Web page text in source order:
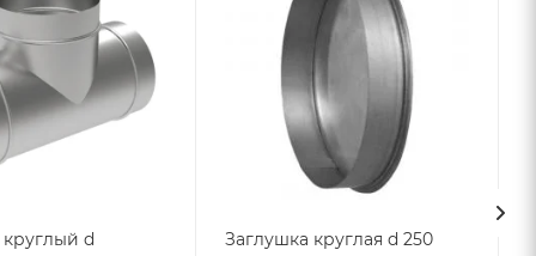
d
Заглушка круглая d 250